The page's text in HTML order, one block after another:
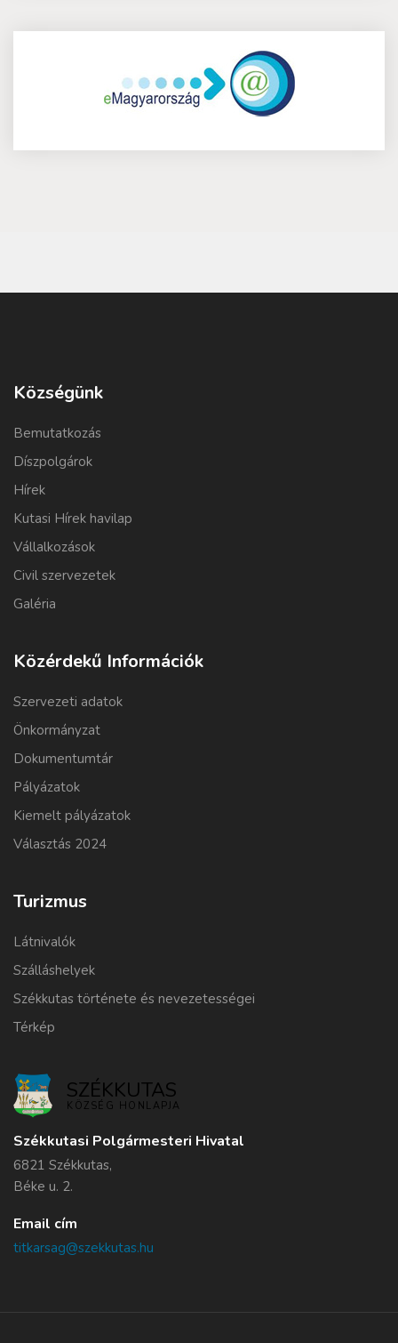
Községünk
Bemutatkozás
Díszpolgárok
Hírek
Kutasi Hírek havilap
Vállalkozások
Civil szervezetek
Galéria
Közérdekű Információk
Szervezeti adatok
Önkormányzat
Dokumentumtár
Pályázatok
Kiemelt pályázatok
Választás 2024
Turizmus
Látnivalók
Szálláshelyek
Székkutas története és nevezetességei
Térkép
SZÉKKUTAS
KÖZSÉG HONLAPJA
Székkutasi Polgármesteri Hivatal
6821 Székkutas,
Béke u. 2.
Email cím
titkarsag@szekkutas.hu